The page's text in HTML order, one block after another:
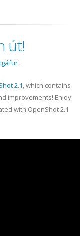
út!
.
2.1, which contains
improvements! Enjoy
with OpenShot 2.1